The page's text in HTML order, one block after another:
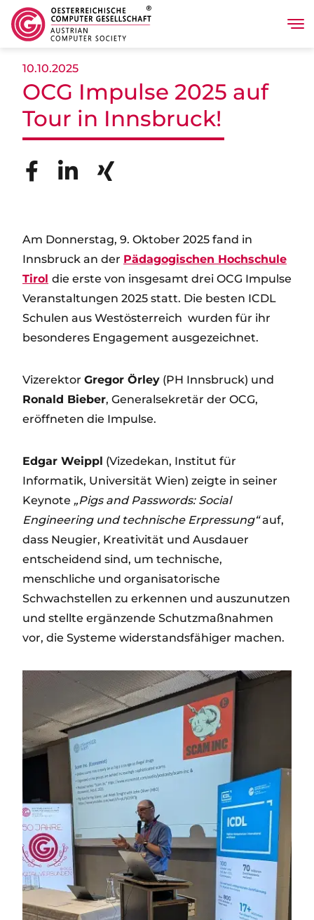
10.10.2025
OCG Impulse 2025 auf
Tour in Innsbruck!
Am Donnerstag, 9. Oktober 2025 fand in
Innsbruck an der Pädagogischen Hochschule
Tirol die erste von insgesamt drei OCG Impulse
Veranstaltungen 2025 statt. Die besten ICDL
Schulen aus Westösterreich wurden für ihr
besonderes Engagement ausgezeichnet.
Vizerektor Gregor Örley (PH Innsbruck) und
Ronald Bieber, Generalsekretär der OCG,
eröffneten die Impulse.
Edgar Weippl (Vizedekan, Institut für
Informatik, Universität Wien) zeigte in seiner
Keynote „Pigs and Passwords: Social
Engineering und technische Erpressung“auf,
dass Neugier, Kreativität und Ausdauer
entscheidend sind, um technische,
menschliche und organisatorische
Schwachstellen zu erkennen und auszunutzen
und stellte ergänzende Schutzmaßnahmen
vor, die Systeme widerstandsfähiger machen.
Image